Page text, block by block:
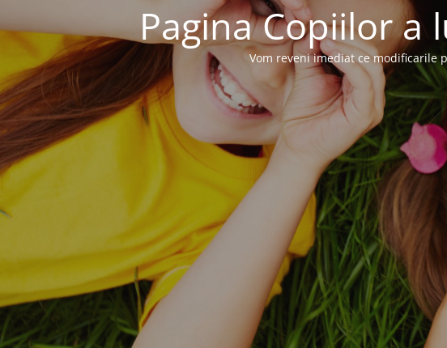
Pagina Copiilor a
Vom reveni imediat ce modificarile